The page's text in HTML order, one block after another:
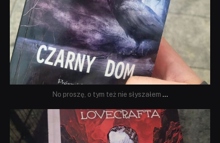
No proszę, o tym też nie słyszałem ...
dobryhorror
Wrz 19